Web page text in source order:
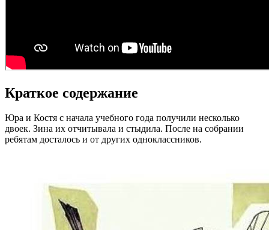
Краткое содержание
Юра и Костя с начала учебного года получили несколько
двоек. Зина их отчитывала и стыдила. После на собрании
ребятам досталось и от других одноклассников.